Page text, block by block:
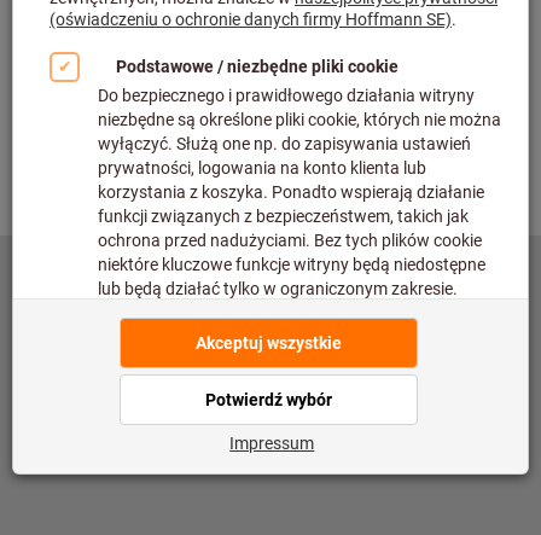
Powrót
copyright by Hoffmann SE
toolscout@hoffmann-group.com
Polityka prywatności
Warunki użytkowania